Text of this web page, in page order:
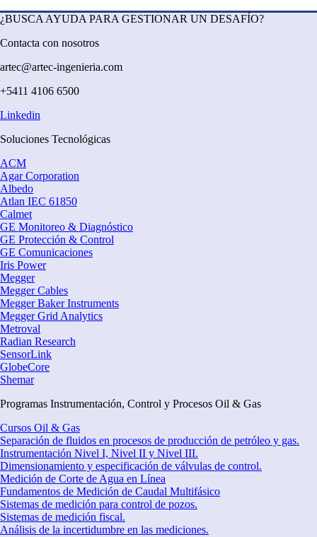
¿BUSCA AYUDA PARA GESTIONAR UN DESAFÍO?
Contacta con nosotros
artec@artec-ingenieria.com
+5411 4106 6500
Linkedin
Soluciones Tecnológicas
ACM
Agar Corporation
Albedo
Atlan IEC 61850
Calmet
GE Monitoreo & Diagnóstico
GE Protección & Control
GE Comunicaciones
Iris Power
Megger
Megger Cables
Megger Baker Instruments
Megger Grid Analytics
Metroval
Radian Research
SensorLink
GlobeCore
Shemar
Programas Instrumentación, Control y Procesos Oil & Gas
Cursos Oil & Gas
Separación de fluidos en procesos de producción de petróleo y gas.
Instrumentación Nivel I, Nivel II y Nivel III.
Dimensionamiento y especificación de válvulas de control.
Medición de Corte de Agua en Línea
Fundamentos de Medición de Caudal Multifásico
Sistemas de medición para control de pozos.
Sistemas de medición fiscal.
Análisis de la incertidumbre en las mediciones.